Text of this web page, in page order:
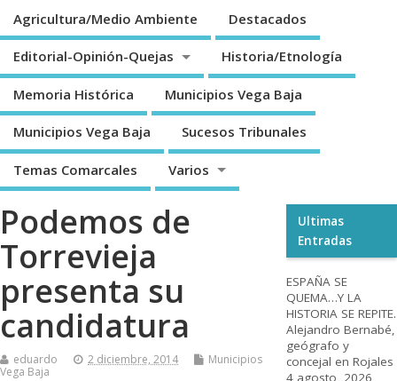
Agricultura/Medio Ambiente Destacados
Editorial-Opinión-Quejas Historia/Etnología
Memoria Histórica Municipios Vega Baja
Municipios Vega Baja Sucesos Tribunales
Temas Comarcales Varios
Podemos de
Torrevieja
presenta su
candidatura
eduardo 2 diciembre, 2014
Municipios
Vega Baja
Ultimas
Entradas
ESPAÑA SE
QUEMA…Y LA
HISTORIA SE REPITE.
Alejandro Bernabé,
geógrafo y
concejal en Rojales
4 agosto, 2026